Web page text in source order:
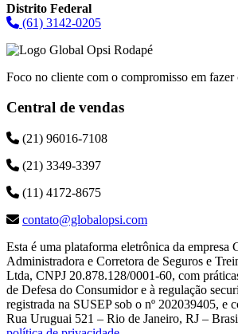
Distrito Federal
(61) 3142-0205
Foco no cliente com o compromisso em fazer
Central de vendas
(21) 96016-7108
(21) 3349-3397
(11) 4172-8675
contato@globalopsi.com
Esta é uma plataforma eletrônica da empresa
Administradora e Corretora de Seguros e
Ltda, CNPJ 20.878.128/0001-60, com
de Defesa do Consumidor e à regulação
registrada na SUSEP sob o nº 202039405, e
Rua Uruguai 521 – Rio de Janeiro, RJ –